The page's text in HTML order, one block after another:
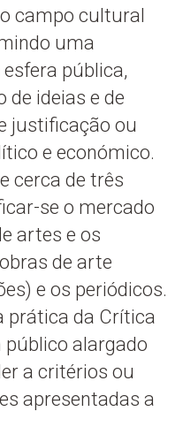
campo cultural
uma
pública,
de ideias e de
justificação ou
e económico.
cerca de três
se o mercado
artes e os
de arte
e os periódicos.
prática da Crítica
público alargado
a critérios ou
apresentadas a